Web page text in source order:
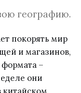
географию.
покорять мир
и магазинов,
–
они